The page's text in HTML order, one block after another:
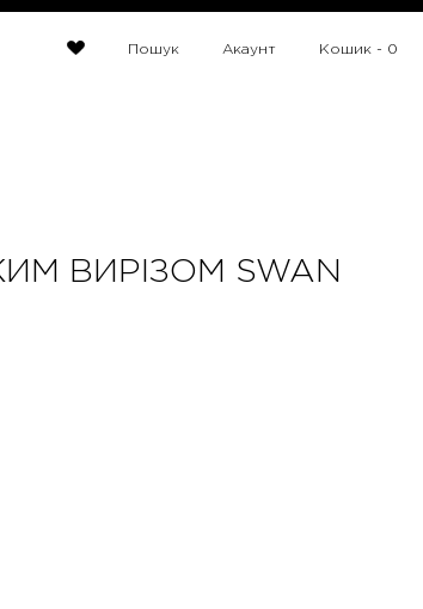
Пошук Акаунт Кошик - 0
ВИРІЗОМ SWAN